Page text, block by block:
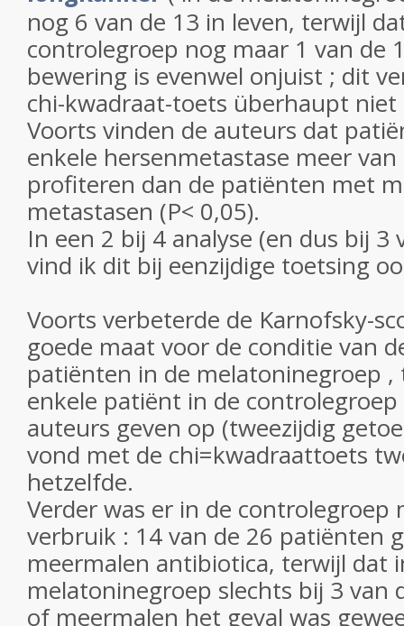
nog 6 van de 13 in leven, terwijl
controlegroep nog maar 1 van de
bewering is evenwel onjuist ; dit
chi-kwadraat-toets überhaupt
Voorts vinden de auteurs dat
enkele hersenmetastase meer
profiteren dan de patiënten met
metastasen (P< 0,05).
In een 2 bij 4 analyse (en dus bij 3
vind ik dit bij eenzijdige toetsing
Voorts verbeterde de Karnofsky-
goede maat voor de conditie van
patiënten in de melatoninegroep ,
enkele patiënt in de
auteurs geven op (tweezijdig
vond met de chi=kwadraattoets
hetzelfde.
Verder was er in de controlegroep
verbruik : 14 van de 26 patiënten
meermalen antibiotica, terwijl dat
melatoninegroep slechts bij 3 van
of meermalen het geval was